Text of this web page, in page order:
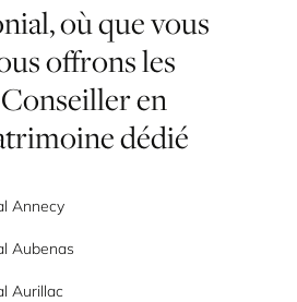
oùquevous
offronsles
Conseilleren
dédié
Annecy
Aubenas
Aurillac